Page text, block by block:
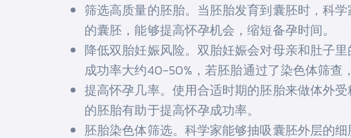
筛选高质量的胚胎。当胚胎发育到囊胚时，科
的囊胚，能够提高怀孕机会，缩短备孕时间。
降低双胎妊娠风险。双胎妊娠会对母亲和肚子
成功率大约40-50%，若胚胎通过了染色体筛查
提高怀孕几率。使用合适时期的胚胎来做体外
的胚胎有助于提高怀孕成功率。
胚胎染色体筛选。科学家能够抽吸囊胚外层的